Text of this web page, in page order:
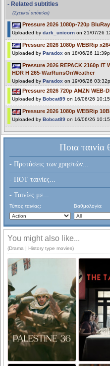
- Related subtitles
(Σχετικοί υπότιτλοι)
Pressure 2026 1080p-720p
Uploaded by dark_unicorn on 21/07/26
Pressure 2026 1080p WEBRip
Uploaded by Paradox on 18/06/26
Pressure 2026 REPACK 2160p iT
HDR H 265-WarRunsOnWeather
Uploaded by Paradox on 19/06/26
Pressure 2026 720p AMZN WEB-
Uploaded by Bobcat89 on 16/06/26
Pressure 2026 1080p WEBRip
Uploaded by Bobcat89 on 16/06/26
Ποια
- Προτάσεις των χρηστών...
- HOT ταινίες...
- Ταινίες με...
Τύπος ταινίας: Βαθμολογία:
You might also like...
(Drama | History type movies)